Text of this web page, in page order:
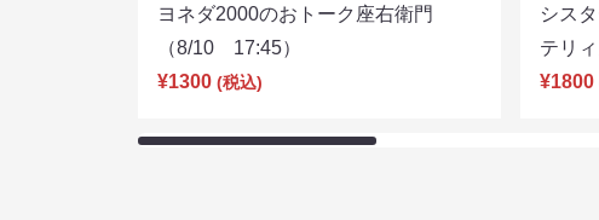
ヨネダ2000のおトーク座右衛門
（8/10 17:45）
¥1300 (税込)
シス
テリ
¥1800